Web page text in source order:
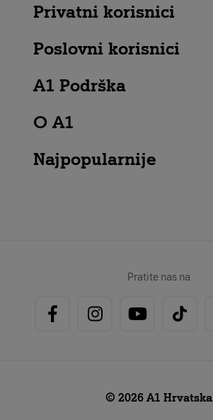
Privatni korisnici
Poslovni korisnici
A1 Podrška
O A1
Najpopularnije
Pratite nas na
© 2026 A1 Hrvatska